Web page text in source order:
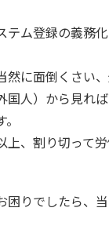
ム登録の義務化
然に面倒くさい
国人）から見れ
上、割り切って
りでしたら、